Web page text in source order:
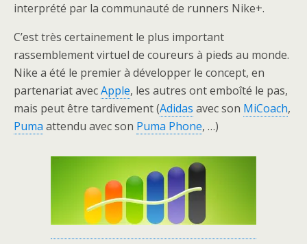
interprété par la communauté de runners Nike+.
C’est très certainement le plus important
rassemblement virtuel de coureurs à pieds au monde.
Nike a été le premier à développer le concept, en
partenariat avecApple, les autres ont emboîté le pas,
mais peut être tardivement (Adidas avec son MiCoach,
Puma attendu avec son Puma Phone, …)